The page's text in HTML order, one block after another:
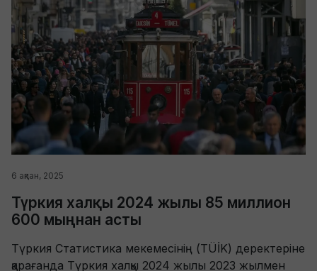
6 ақпан, 2025
Түркия халқы 2024 жылы 85 миллион
600 мыңнан асты
Түркия Статистика мекемесінің (TÜİK) деректеріне
қарағанда Түркия халқы 2024 жылы 2023 жылмен